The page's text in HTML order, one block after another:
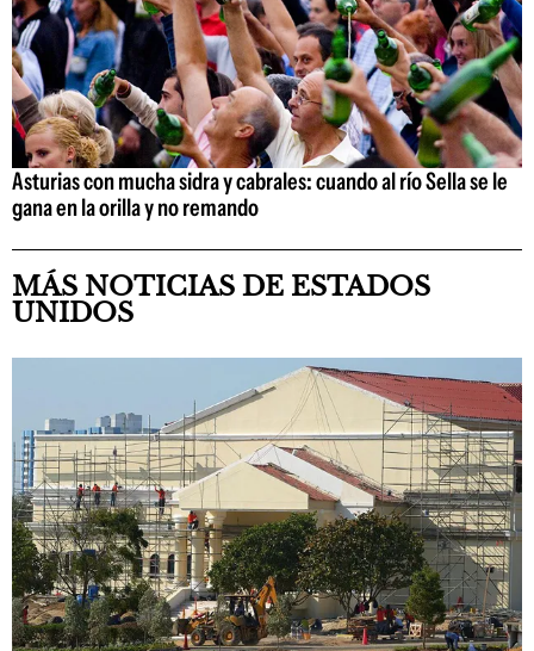
Asturias con mucha sidra y cabrales: cuando al río Sella se le
gana en la orilla y no remando
MÁS NOTICIAS DE ESTADOS
UNIDOS